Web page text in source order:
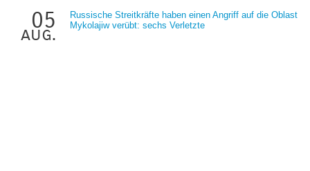
05
aug.
Russische Streitkräfte haben einen Angriff auf die Oblast
Mykolajiw verübt: sechs Verletzte